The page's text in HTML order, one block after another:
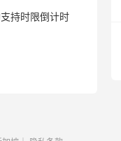
持时限倒计时